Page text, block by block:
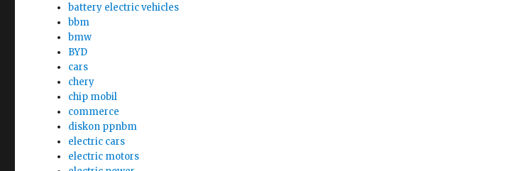
battery electric vehicles
bbm
bmw
BYD
cars
chery
chip mobil
commerce
diskon ppnbm
electric cars
electric motors